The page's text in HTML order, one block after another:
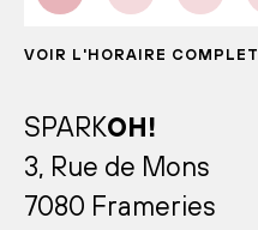
VOIR L'HORAIRE COMPLET
SPARKOH!
3, Rue de Mons
7080 Frameries